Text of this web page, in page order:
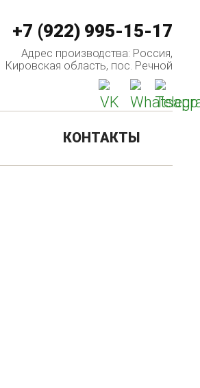
+7 (922) 995-15-17
Адрес производства: Россия,
Кировская область, пос. Речной
КОНТАКТЫ